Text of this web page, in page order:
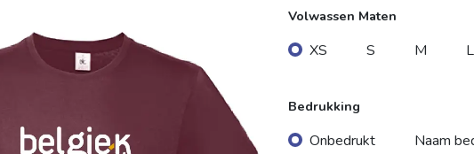
Volwassen Maten
XS S M L
Bedrukking
Onbedrukt Naam